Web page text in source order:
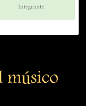
Integrante
músico